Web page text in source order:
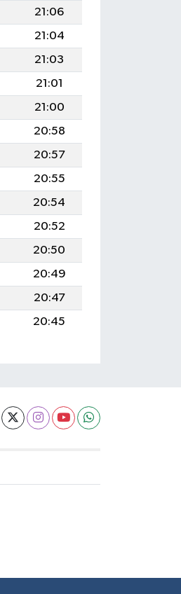
21:06
21:04
21:03
21:01
21:00
20:58
20:57
20:55
20:54
20:52
20:50
20:49
20:47
20:45